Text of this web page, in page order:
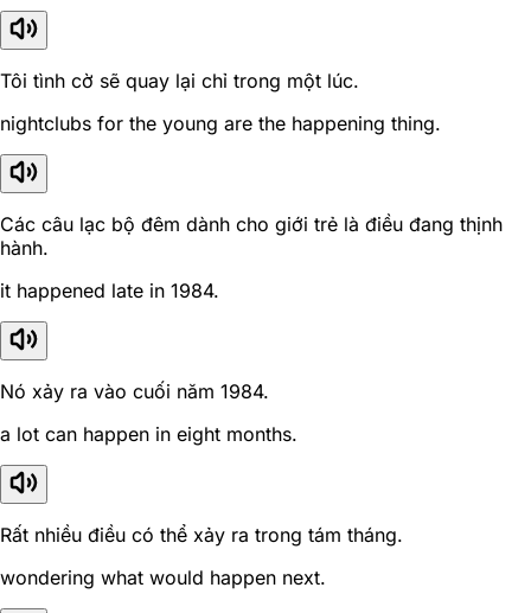
Tôi tình cờ sẽ quay lại chỉ trong một lúc.
nightclubs for the young are the happening thing.
Các câu lạc bộ đêm dành cho giới trẻ là điều đang thịnh
hành.
it happened late in 1984.
Nó xảy ra vào cuối năm 1984.
a lot can happen in eight months.
Rất nhiều điều có thể xảy ra trong tám tháng.
wondering what would happen next.